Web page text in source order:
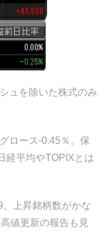
ュを除いた株式のみ
ロース-0.45％。保
経平均やTOPIXとは
上昇銘柄数がかな
値更新の報告も見